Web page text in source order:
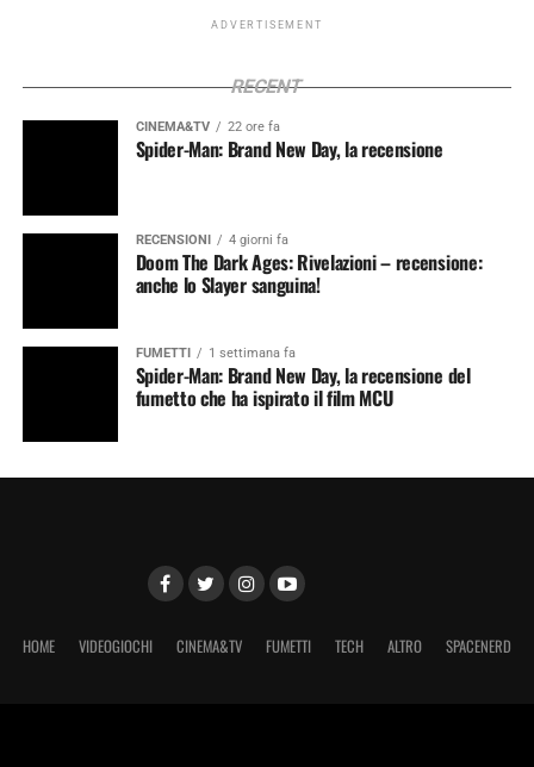
ADVERTISEMENT
RECENT
CINEMA&TV 22 ore fa
Spider-Man: Brand New Day, la recensione
RECENSIONI 4 giorni fa
Doom The Dark Ages: Rivelazioni – recensione:
anche lo Slayer sanguina!
FUMETTI 1 settimana fa
Spider-Man: Brand New Day, la recensione del
fumetto che ha ispirato il film MCU
HOME VIDEOGIOCHI CINEMA&TV FUMETTI TECH ALTRO SPACENERD